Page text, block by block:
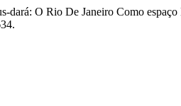
dará: O Rio De Janeiro Como